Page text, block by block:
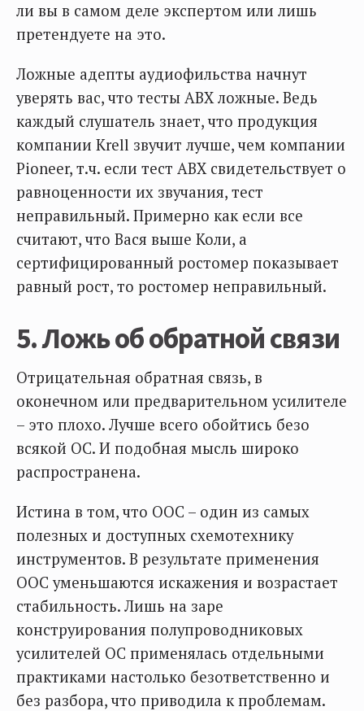
ли вы в самом деле экспертом или лишь
претендуете на это.
Ложные адепты аудиофильства начнут
уверять вас, что тесты АВХ ложные. Ведь
каждый слушатель знает, что продукция
компании Krell звучит лучше, чем компании
Pioneer, т.ч. если тест АВХ свидетельствует о
равноценности их звучания, тест
неправильный. Примерно как если все
считают, что Вася выше Коли, а
сертифицированный ростомер показывает
равный рост, то ростомер неправильный.
5. Ложь об обратной связи
Отрицательная обратная связь, в
оконечном или предварительном усилителе
– это плохо. Лучше всего обойтись безо
всякой ОС. И подобная мысль широко
распространена.
Истина в том, что ООС – один из самых
полезных и доступных схемотехнику
инструментов. В результате применения
ООС уменьшаются искажения и возрастает
стабильность. Лишь на заре
конструирования полупроводниковых
усилителей ОС применялась отдельными
практиками настолько безответственно и
без разбора, что приводила к проблемам.